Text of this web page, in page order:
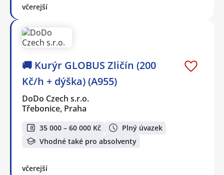
včerejší
🚚 Kurýr GLOBUS Zličín (200
Kč/h + dýška) (A955)
DoDo Czech s.r.o.
Třebonice, Praha
35 000 – 60 000 Kč
Plný úvazek
Vhodné také pro absolventy
včerejší